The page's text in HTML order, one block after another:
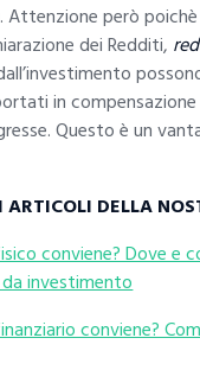
però
dei Redditi,
in
Questo è un
ARTICOLI DELLA
conviene? Dove e
investimento
conviene?